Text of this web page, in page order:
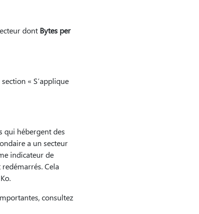
dont Bytes per
« S’applique
qui hébergent des
a un secteur
indicateur de
Cela
consultez